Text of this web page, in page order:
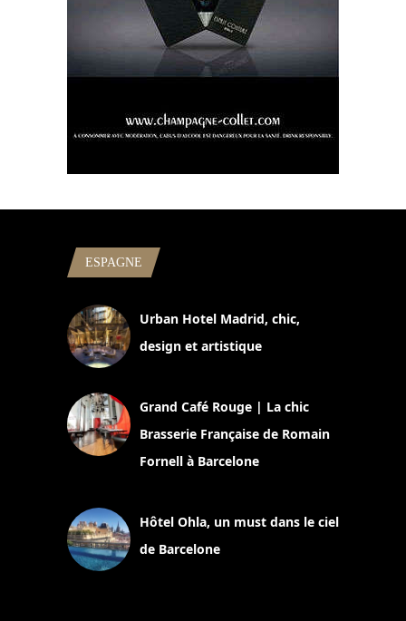
ESPAGNE
Urban Hotel Madrid, chic,
design et artistique
Grand Café Rouge | La chic
Brasserie Française de Romain
Fornell à Barcelone
Hôtel Ohla, un must dans le ciel
de Barcelone